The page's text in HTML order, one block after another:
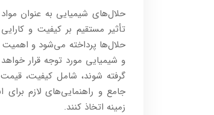
حلال‌های شیمیایی به عنوان
تأثیر مستقیم بر کیفیت و
حلال‌ها پرداخته می‌شود و اهمیت
و شیمیایی مورد توجه قرار
گرفته شوند، شامل کیفیت،
جامع و راهنمایی‌های لازم برای
زمینه اتخاذ کنند.